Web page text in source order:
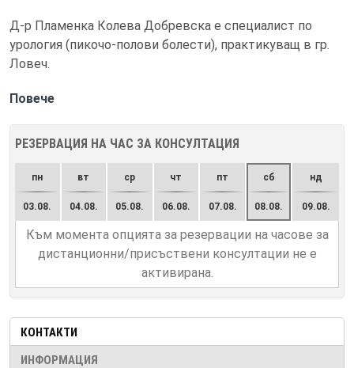
Д-р Пламенка Колева Добревска е специалист по
урология (пикочо-полови болести), практикуващ в гр.
Ловеч.
Повече
РЕЗЕРВАЦИЯ НА ЧАС ЗА КОНСУЛТАЦИЯ
пн
03.08.
вт
04.08.
ср
05.08.
чт
06.08.
пт
07.08.
сб
08.08.
нд
09.08.
Към момента опцията за резервации на часове за
дистанционни/присъствени консултации не е
активирана.
КОНТАКТИ
ИНФОРМАЦИЯ